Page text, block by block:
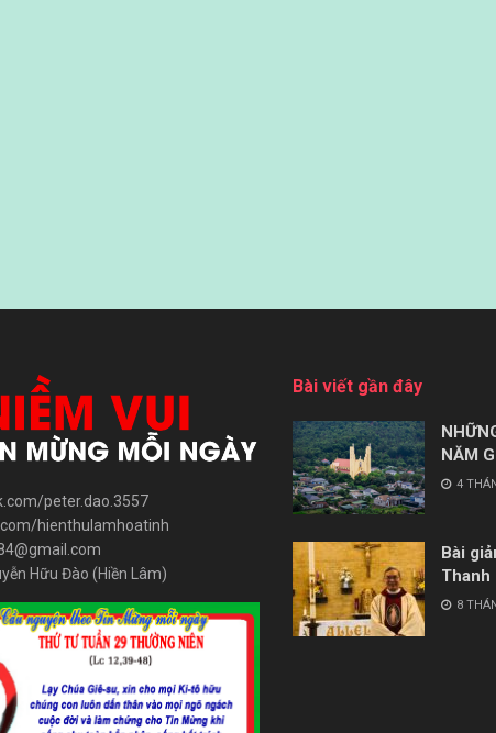
peter.dao.3557
hienthulamhoatinh
Hữu Đào (Hiền Lâm)
Bài viết gần đây
NĂM
4
Bài
Thanh
8